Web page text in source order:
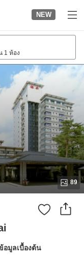
NEW
1 ห้อง
89
อมูลเบื้องต้น